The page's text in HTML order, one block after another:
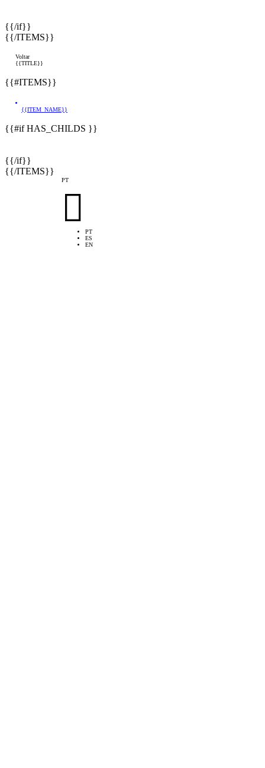
{{/if}}
{{/ITEMS}}
Voltar
{{TITLE}}
{{#ITEMS}}
{{ITEM_NAME}}
{{#if HAS_CHILDS }}
{{/if}}
{{/ITEMS}}
PT

PT
ES
EN